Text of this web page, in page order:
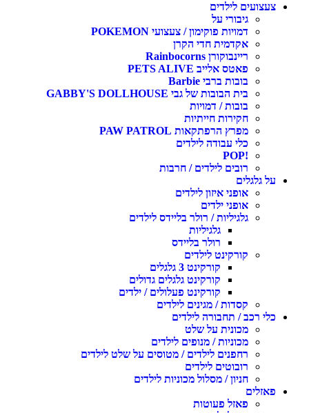
צעצועים לילדים
גיבורי על
דמויות פוקימון / צעצועי POKEMON
אקדמית חדי הקרן
ריינבוקורן Rainbocorns
פאטס אלייב PETS ALIVE
בובות ברבי Barbie
בית הבובות של גבי GABBY'S DOLLHOUSE
בובות / דמויות
חקירות חייתיות
מפרץ הרפתקאות PAW PATROL
כלי עבודה לילדים
!POP
רובים לילדים / חרבות
על גלגלים
אופני איזון לילדים
אופני ילדים
גלגיליות / רולר בליידס לילדים
גלגיליות
רולר בליידס
קורקינט לילדים
קורקינט 3 גלגלים
קורקינט גלגלים גדולים
קורקינט פעלולים / ילדים
קסדות / מגינים לילדים
כלי רכב / תחבורה לילדים
מכונית על שלט
מכוניות / מנופים לילדים
רחפנים לילדים / מטוסים על שלט לילדים
רובוטים לילדים
חניון / מסלול מכוניות לילדים
פאזלים
פאזל פעוטות